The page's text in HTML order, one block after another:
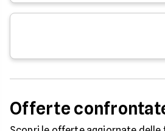
Offerte